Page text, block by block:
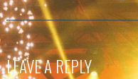
LEAVE A REPLY